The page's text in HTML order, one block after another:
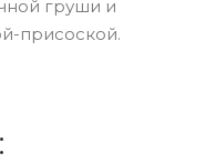
груши и
присоской.